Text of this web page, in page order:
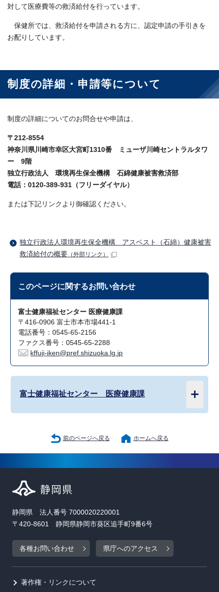
対して医療費等の救済給付を行っています。
保健所では、救済給付を申請される方に、認定申請の手引きを
お配りしています。
制度の詳細・申請等について
制度の詳細についてのお問合せや申請は、
〒212-8554
神奈川県川崎市幸区大宮町1310番 ミューザ川崎セントラルタワ
ー 9階
独立行政法人 環境再生保全機構 石綿健康被害救済部
電話：0120-389-931（フリーダイヤル）
または下記リンクより御確認ください。
独立行政法人環境再生保全機構 アスベスト（石綿）健康被害
救済給付の概要 （外部リンク）
このページに関するお問い合わせ
富士健康福祉センター 医療健康課
〒416-0906 富士市本市場441-1
電話番号：0545-65-2156
ファクス番号：0545-65-2288
kffuji-iken@pref.shizuoka.lg.jp
富士健康福祉センター 医療健康課
前のページへ戻る ホームへ戻る
静岡県 法人番号 7000020220001
〒420-8601 静岡県静岡市葵区追手町9番6号
各種お問い合わせ 県庁へのアクセス
著作権・リンクについて